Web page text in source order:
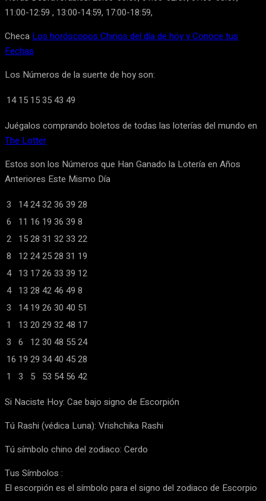
11:00-12:59 , 13:00-14:59, 17:00-18:59,
Checa Los horóscopos Chinos del día de hoy y Conoce tus
Fechas
Los Números de la suerte de hoy son:
14 15 153543 49
Juégalos comprando boletos de todas las loterías del mundo en
The Lotter
Estos son los Números que Han Ganado la Lotería en Años
Anteriores Este Mismo Día
3
14243236 39 28
6
11 16 19 36 39 8
2 1528 31 3233 22
8
12242528 31 19
4 13 1726 33 39 12
4 13 28 4246 49 8
3
14 19 26 30 40 51
1
13 20 29 3248 17
3 6 1230 48 5524
16 19 29 3440 4528
1
3 5 53 54 56 42
Si Naciste Hoy: Cae bajo signo de Escorpión
Tú Rashi (védica Luna): Vrishchika Rashi
Tú símbolo chino del zodiaco: Cerdo
Tus Símbolos :
El escorpión es el símbolo para el signo del zodiaco de Escorpio